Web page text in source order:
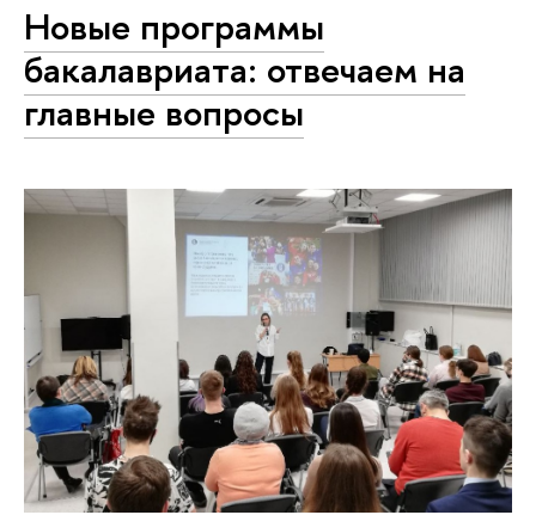
Новые программы
бакалавриата: отвечаем на
главные вопросы